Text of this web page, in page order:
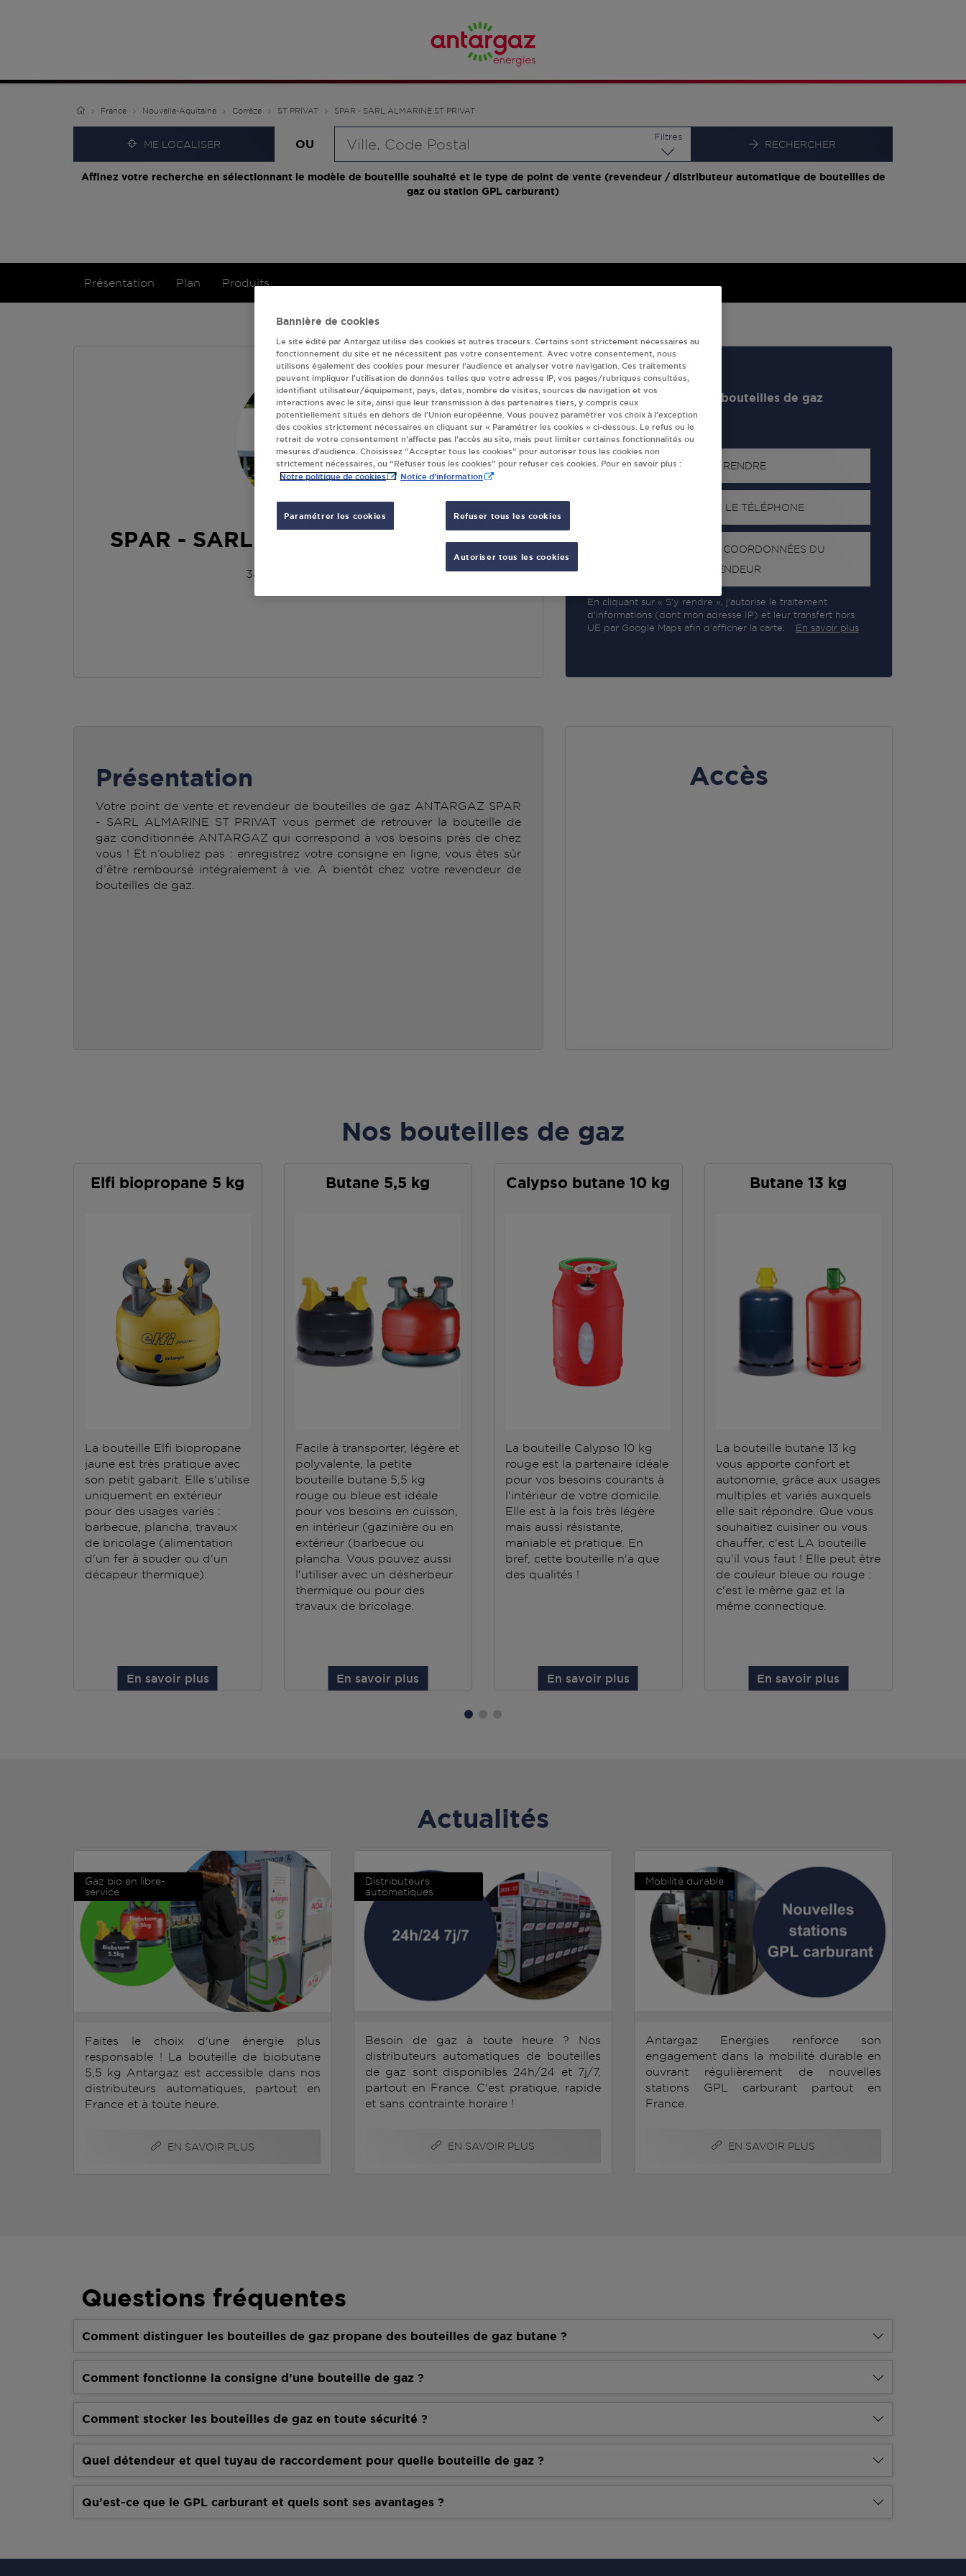
France Nouvelle-Aquitaine Corrèze ST PRIVAT SPAR - SARL ALMARINE ST PRIVAT
ME LOCALISER OU
Filtres
RECHERCHER
Affinez votre recherche en sélectionnant le modèle de bouteille souhaité et le type de point de vente (revendeur / distributeur automatique de bouteilles de
gaz ou station GPL carburant)
Présentation Plan Produits
SPAR - SARL ALMARINE ST PRIVAT
34 RUE DE LA GANE
Revendeur de bouteilles de gaz
S'Y RENDRE
AFFICHER LE TÉLÉPHONE
RECEVOIR LES COORDONNÉES DU
REVENDEUR
En cliquant sur « S’y rendre », j’autorise le traitement
d’informations (dont mon adresse IP) et leur transfert hors
UE par Google Maps afin d’afficher la carte.
En savoir plus
Accès
Présentation
Votre point de vente et revendeur de bouteilles de gaz ANTARGAZ SPAR
- SARL ALMARINE ST PRIVAT vous permet de retrouver la bouteille de
gaz conditionnée ANTARGAZ qui correspond à vos besoins près de chez
vous ! Et n’oubliez pas : enregistrez votre consigne en ligne, vous êtes sûr
d’être remboursé intégralement à vie. A bientôt chez votre revendeur de
bouteilles de gaz.
Nos bouteilles de gaz
Elfi biopropane 5 kg
La bouteille Elfi biopropane
jaune est très pratique avec
son petit gabarit. Elle s'utilise
uniquement en extérieur
pour des usages variés :
barbecue, plancha, travaux
de bricolage (alimentation
d'un fer à souder ou d'un
décapeur thermique).
En savoir plus
Butane 5,5 kg
Facile à transporter, légère et
polyvalente, la petite
bouteille butane 5,5 kg
rouge ou bleue est idéale
pour vos besoins en cuisson,
en intérieur (gazinière ou en
extérieur (barbecue ou
plancha. Vous pouvez aussi
l'utiliser avec un désherbeur
thermique ou pour des
travaux de bricolage.
En savoir plus
Calypso butane 10 kg
La bouteille Calypso 10 kg
rouge est la partenaire idéale
pour vos besoins courants à
l'intérieur de votre domicile.
Elle est à la fois très légère
mais aussi résistante,
maniable et pratique. En
bref, cette bouteille n'a que
des qualités !
En savoir plus
Butane 13 kg
La bouteille butane 13 kg
vous apporte confort et
autonomie, grâce aux usages
multiples et variés auxquels
elle sait répondre. Que vous
souhaitiez cuisiner ou vous
chauffer, c'est LA bouteille
qu'il vous faut ! Elle peut être
de couleur bleue ou rouge :
c'est le même gaz et la
même connectique.
En savoir plus
Actualités
Gaz bio en libre-
service
Faites le choix d'une énergie plus
responsable ! La bouteille de biobutane
5,5 kg Antargaz est accessible dans nos
distributeurs automatiques, partout en
France et à toute heure.
EN SAVOIR PLUS
Distributeurs
automatiques
Besoin de gaz à toute heure ? Nos
distributeurs automatiques de bouteilles
de gaz sont disponibles 24h/24 et 7j/7,
partout en France. C'est pratique, rapide
et sans contrainte horaire !
EN SAVOIR PLUS
Mobilité durable
Antargaz Energies renforce son
engagement dans la mobilité durable en
ouvrant régulièrement de nouvelles
stations GPL carburant partout en
France.
EN SAVOIR PLUS
Questions fréquentes
Comment distinguer les bouteilles de gaz propane des bouteilles de gaz butane ?
Comment fonctionne la consigne d’une bouteille de gaz ?
Comment stocker les bouteilles de gaz en toute sécurité ?
Quel détendeur et quel tuyau de raccordement pour quelle bouteille de gaz ?
Qu’est-ce que le GPL carburant et quels sont ses avantages ?
Bannière de cookies
Le site édité par Antargaz utilise des cookies et autres traceurs. Certains sont strictement nécessaires au
fonctionnement du site et ne nécessitent pas votre consentement. Avec votre consentement, nous
utilisons également des cookies pour mesurer l’audience et analyser votre navigation. Ces traitements
peuvent impliquer l’utilisation de données telles que votre adresse IP, vos pages/rubriques consultées,
identifiant utilisateur/équipement, pays, dates, nombre de visites, sources de navigation et vos
interactions avec le site, ainsi que leur transmission à des partenaires tiers, y compris ceux
potentiellement situés en dehors de l’Union européenne. Vous pouvez paramétrer vos choix à l’exception
des cookies strictement nécessaires en cliquant sur « Paramétrer les cookies » ci-dessous. Le refus ou le
retrait de votre consentement n’affecte pas l’accès au site, mais peut limiter certaines fonctionnalités ou
mesures d’audience. Choisissez “Accepter tous les cookies” pour autoriser tous les cookies non
strictement nécessaires, ou “Refuser tous les cookies” pour refuser ces cookies. Pour en savoir plus :
Notre politique de cookies Notice d'information
Paramétrer les cookies Refuser tous les cookies
Autoriser tous les cookies